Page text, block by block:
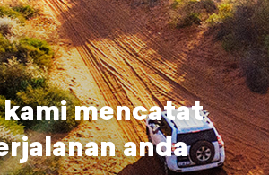
mencatat
anda